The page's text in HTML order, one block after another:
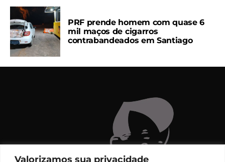
Valorizamos sua privacidade
PRF prende homem com quase 6
mil maços de cigarros
contrabandeados em Santiago